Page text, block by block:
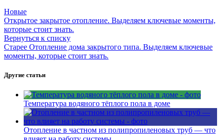
Новые
Открытое закрытое отопление. Выделяем ключевые моменты,
которые стоит знать.
Вернуться к списку
Старее Отопление дома закрытого типа. Выделяем ключевые
моменты, которые стоит знать.
Другие статьи
Температура водяного тёплого пола в доме
Отопление в частном из полипропиленовых труб — что